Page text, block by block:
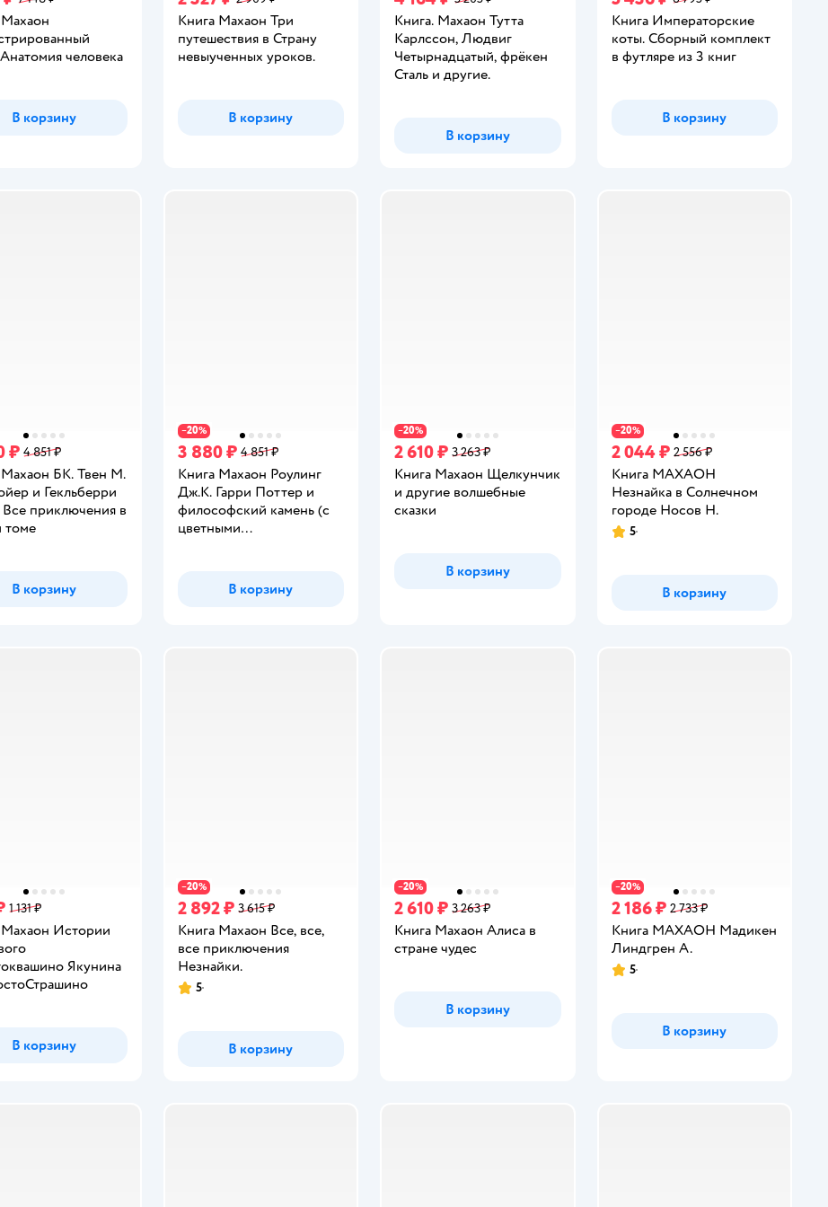
Анатомия человека
В корзину
Книга Махаон Три
путешествия в Страну
невыученных уроков.
В корзину
Книга. Махаон Тутта
Карлссон, Людвиг
Четырнадцатый, фрёкен
Сталь и другие.
В корзину
Книга Императорские
коты. Сборный комплект
в футляре из 3 книг
В корзину
₽ 4 851 ₽
Махаон БК. Твен М.
и Гекльберри
приключения в
томе
В корзину
−20%
3 880 ₽ 4 851 ₽
Книга Махаон Роулинг
Дж.К. Гарри Поттер и
философский камень (с
цветными
В корзину
−20%
2 610 ₽ 3 263 ₽
Книга Махаон Щелкунчик
и другие волшебные
сказки
В корзину
−20%
2 044 ₽ 2 556 ₽
Книга МАХАОН
Незнайка в Солнечном
городе Носов Н.
Рейтинг:
5
В корзину
1 131 ₽
Махаон Истории
Якунина
В корзину
−20%
2 892 ₽ 3 615 ₽
Книга Махаон Все, все,
все приключения
Незнайки.
Рейтинг:
5
В корзину
−20%
2 610 ₽ 3 263 ₽
Книга Махаон Алиса в
стране чудес
В корзину
−20%
2 186 ₽ 2 733 ₽
Книга МАХАОН Мадикен
Линдгрен А.
Рейтинг:
5
В корзину